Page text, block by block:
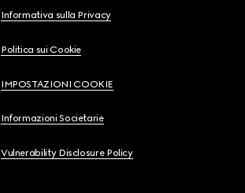
Informativa sulla Privacy
Politica sui Cookie
IMPOSTAZIONI COOKIE
Informazioni Societarie
Vulnerability Disclosure Policy